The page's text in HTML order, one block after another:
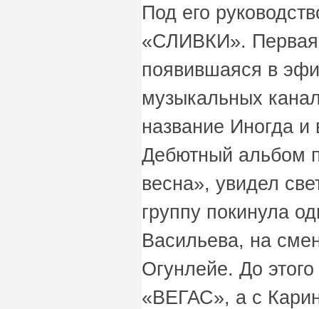
Под его
«СЛИВКИ». Первая
появившаяся в
музыкальных
название Иногда и
Дебютный альбом
весна», увидел
группу покинула
Васильева, на
Огунлейе. До
«ВЕГАС», а с